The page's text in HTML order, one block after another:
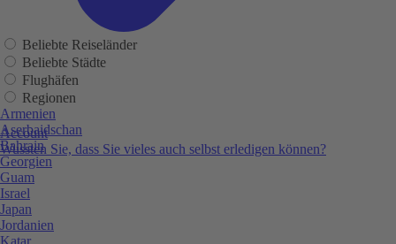
Account
Wussten Sie, dass Sie vieles auch selbst erledigen können?
Beliebte Reiseländer
Beliebte Städte
Flughäfen
Regionen
Armenien
Aserbaidschan
Bahrain
Georgien
Guam
Israel
Japan
Jordanien
Katar